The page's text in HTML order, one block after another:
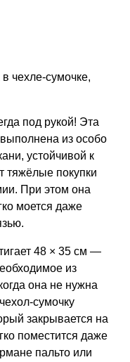
чехле-сумочке,
под рукой! Эта
выполнена из особо
, устойчивой к
тяжёлые покупки
При этом она
моется даже
48 × 35 см —
из
она не нужна
сумочку
закрывается на
поместится даже
пальто или